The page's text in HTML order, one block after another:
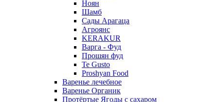
Ноян
Шамб
Сады Арагаца
Агроянс
KERAKUR
Варга - Фуд
Прошян фуд
Te Gusto
Proshyan Food
Варенье лечебное
Варенье Органик
Протёртые Ягоды с сахаром